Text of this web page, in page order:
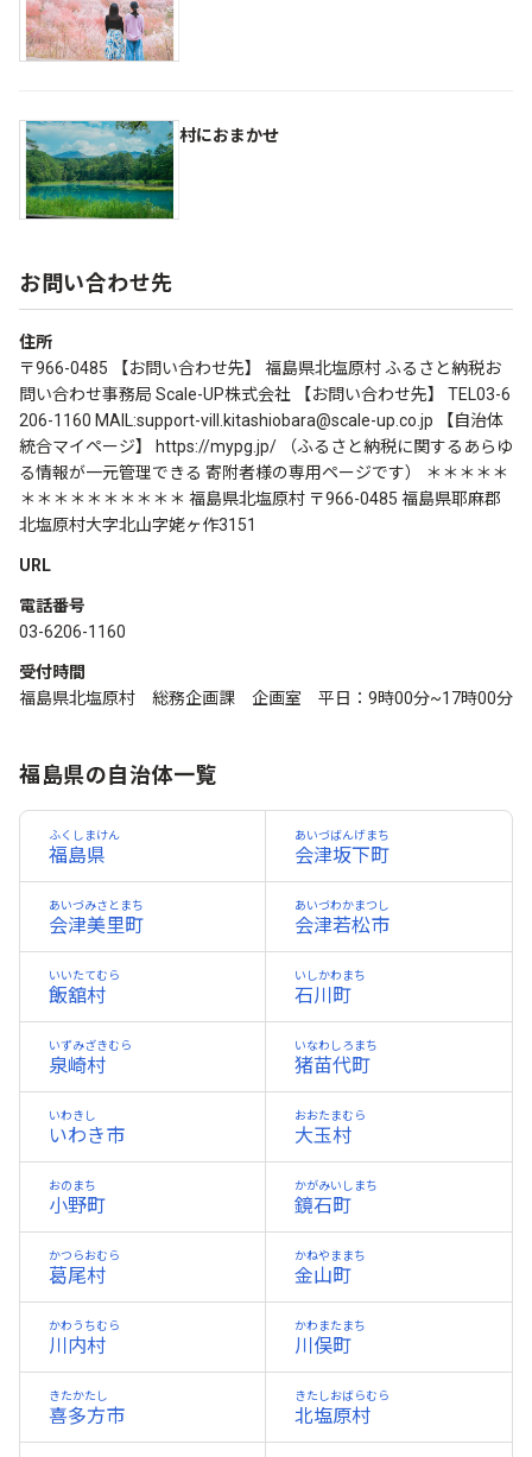
村におまかせ
お問い合わせ先
住所
〒966-0485 【お問い合わせ先】 福島県北塩原村 ふるさと納税お
問い合わせ事務局 Scale-UP株式会社 【お問い合わせ先】 TEL03-6
206-1160 MAIL:support-vill.kitashiobara@scale-up.co.jp 【自治体
統合マイページ】 https://mypg.jp/ （ふるさと納税に関するあらゆ
る情報が一元管理できる 寄附者様の専用ページです） ＊＊＊＊＊
＊＊＊＊＊＊＊＊＊＊ 福島県北塩原村 〒966-0485 福島県耶麻郡
北塩原村大字北山字姥ヶ作3151
URL
電話番号
03-6206-1160
受付時間
福島県北塩原村 総務企画課 企画室 平日：9時00分~17時00分
福島県の自治体一覧
福島県
ふくしまけん
会津坂下町
あいづばんげまち
会津美里町
あいづみさとまち
会津若松市
あいづわかまつし
飯舘村
いいたてむら
石川町
いしかわまち
泉崎村
いずみざきむら
猪苗代町
いなわしろまち
いわき市
いわきし
大玉村
おおたまむら
小野町
おのまち
鏡石町
かがみいしまち
葛尾村
かつらおむら
金山町
かねやままち
川内村
かわうちむら
川俣町
かわまたまち
喜多方市
きたかたし
北塩原村
きたしおばらむら